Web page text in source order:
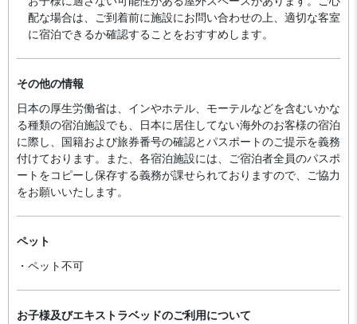
配な場合は、ご到着前に施設にお問い合わせの上、適切な客室
に宿泊できるか確認することをおすすめします。
その他の情報
日本の厚生労働省は、インやホテル、モーテルなどを含むいかな
る種類の宿泊施設でも、日本に​居住してない海外のお客様の宿泊
に際し、国籍および旅券番号の確認とパスポートのご提示を義務
付け​ております。また、各宿泊施設には、ご宿泊者全員のパスポ
ートをコピーし保存する義務が課せられておりますの​で、ご協力
をお願いいたします。
ペット
・ペット不可
お子様及びエキストラベッドのご利用について